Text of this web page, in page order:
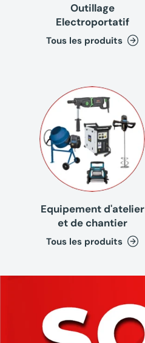
Outillage
Electroportatif
Tous les produits
Equipement d'atelier
et de chantier
Tous les produits